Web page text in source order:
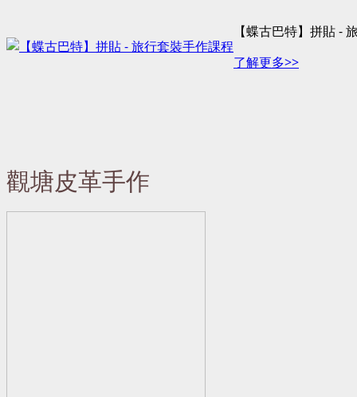
【蝶古巴特】拼貼 -
了解更多>>
觀塘皮革手作